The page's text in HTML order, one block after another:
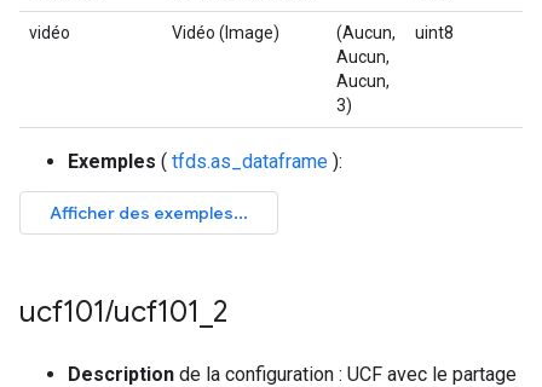
vidéo Vidéo (Image)
(Aucun,
Aucun,
Aucun,
3)
uint8
Exemples ( tfds.as_dataframe ):
ucf101/ucf101 2
Description de la configuration : UCF avec le partage